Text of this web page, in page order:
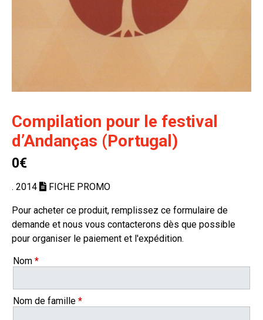
Compilation pour le festival
d’Andanças (Portugal)
0€
. 2014 FICHE PROMO
Pour acheter ce produit, remplissez ce formulaire de
demande et nous vous contacterons dès que possible
pour organiser le paiement et l'expédition.
Nom *
Nom de famille *